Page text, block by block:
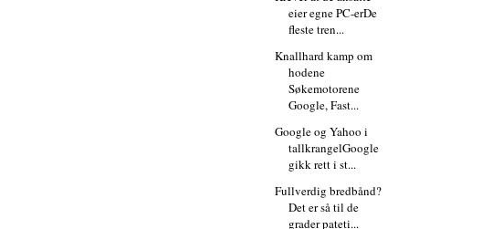
eier egne PC-erDe
fleste tren...
Knallhard kamp om
hodene
Søkemotorene
Google, Fast...
Google og Yahoo i
tallkrangelGoogle
gikk rett i st...
Fullverdig bredbånd?
Det er så til de
grader pateti...